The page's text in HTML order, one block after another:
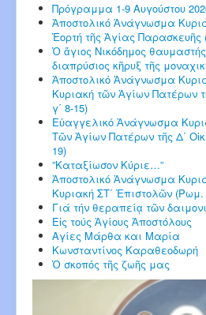
Πρόγραμμα 1-9 Αυγούστου
Ἀποστολικό Ἀνάγνωσμα
Ἑορτή τῆς Ἁγίας Παρασκευῆς
Ὁ ἅγιος Νικόδημος
διαπρύσιος κῆρυξ τῆς
Ἀποστολικό Ἀνάγνωσμα
Κυριακή τῶν Ἁγίων Πατέρων
γ΄ 8-15)
Εὐαγγελικό Ἀνάγνωσμα
Τῶν Ἁγίων Πατέρων τῆς Δ΄
19)
”Καταξίωσον Κύριε…”
Ἀποστολικό Ἀνάγνωσμα
Κυριακή ΣΤ΄ Ἐπιστολῶν (Ρωμ.
Γιά τήν θεραπείᾳ τῶν
Εἰς τούς Ἁγίους Ἀποστόλους
Αγίες Μάρθα και Μαρία
Κωνσταντίνος Καραθεοδωρή
Ὁ σκοπός τῆς ζωῆς μας